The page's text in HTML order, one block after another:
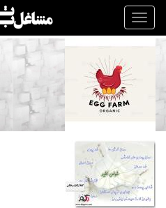
Toggle
navigation